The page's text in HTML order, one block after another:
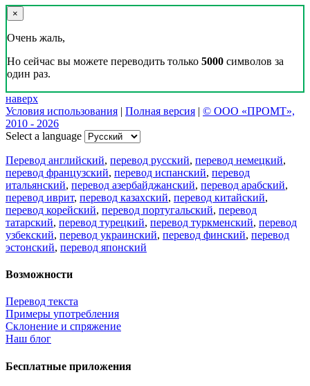
×
Очень жаль,
Но сейчас вы можете переводить только 5000 символов за
один раз.
наверх
Условия использования | Полная версия | © ООО «ПРОМТ»,
2010 - 2026
Select a language
Перевод английский, перевод русский, перевод немецкий,
перевод французский, перевод испанский, перевод
итальянский, перевод азербайджанский, перевод арабский,
перевод иврит, перевод казахский, перевод китайский,
перевод корейский, перевод португальский, перевод
татарский, перевод турецкий, перевод туркменский, перевод
узбекский, перевод украинский, перевод финский, перевод
эстонский, перевод японский
Возможности
Перевод текста
Примеры употребления
Склонение и спряжение
Наш блог
Бесплатные приложения